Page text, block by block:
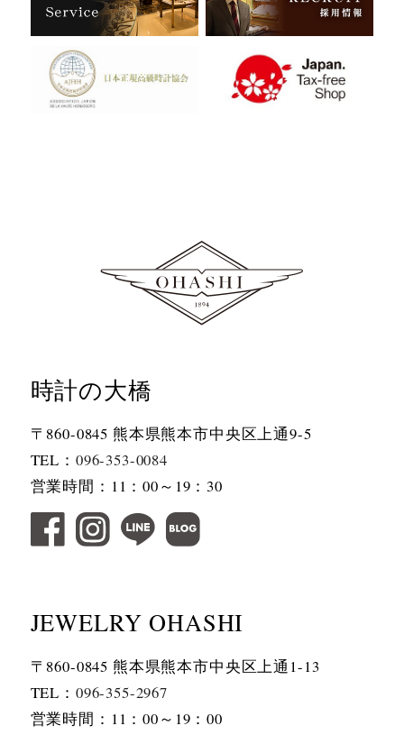
時計の大橋
〒860-0845 熊本県熊本市中央区上通9-5
TEL： 096-353-0084
営業時間：11：00～19：30
JEWELRY OHASHI
〒860-0845 熊本県熊本市中央区上通1-13
TEL： 096-355-2967
営業時間：11：00～19：00